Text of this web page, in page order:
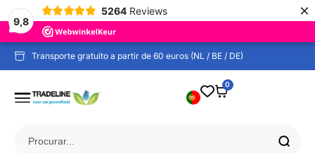
9,8
5264 Reviews ×
Comprovado por relatórios de testes independentes
Transporte gratuito a partir de 60 euros (NL / BE / DE)
0